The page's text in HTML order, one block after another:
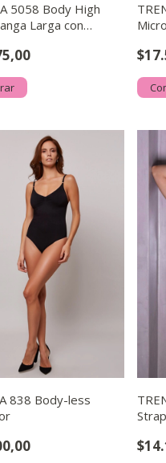
5058 Body High
Larga con
838 Body-less